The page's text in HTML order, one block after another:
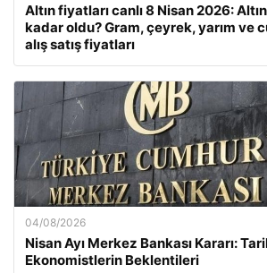
Altın fiyatları canlı 8 Nisan 2026:
kadar oldu? Gram, çeyrek, yarım ve
alış satış fiyatları
04/08/2026
Nisan Ayı Merkez Bankası Kararı:
Ekonomistlerin Beklentileri